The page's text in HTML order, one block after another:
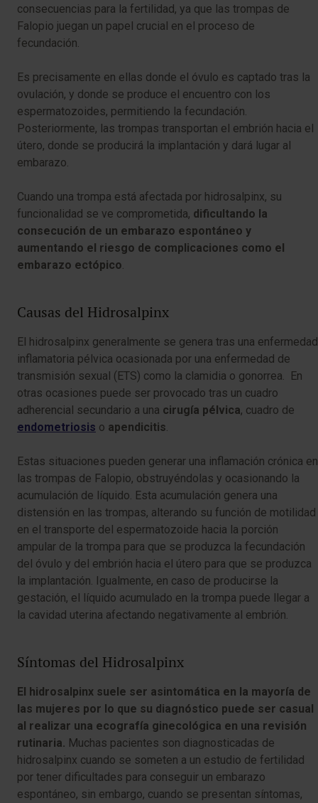
consecuencias para la fertilidad, ya que las trompas de
Falopio juegan un papel crucial en el proceso de
fecundación.
Es precisamente en ellas donde el óvulo es captado tras la
ovulación, y donde se produce el encuentro con los
espermatozoides, permitiendo la fecundación.
Posteriormente, las trompas transportan el embrión hacia el
útero, donde se producirá la implantación y dará lugar al
embarazo.
Cuando una trompa está afectada por hidrosalpinx, su
funcionalidad se ve comprometida, dificultando la
consecución de un embarazo espontáneo y
aumentando el riesgo de complicaciones como el
embarazo ectópico.
Causas del Hidrosalpinx
El hidrosalpinx generalmente se genera tras una enfermedad
inflamatoria pélvica ocasionada por una enfermedad de
transmisión sexual (ETS) como la clamidia o gonorrea. En
otras ocasiones puede ser provocado tras un cuadro
adherencial secundario a una cirugía pélvica, cuadro de
endometriosis o apendicitis.
Estas situaciones pueden generar una inflamación crónica en
las trompas de Falopio, obstruyéndolas y ocasionando la
acumulación de líquido. Esta acumulación genera una
distensión en las trompas, alterando su función de motilidad
en el transporte del espermatozoide hacia la porción
ampular de la trompa para que se produzca la fecundación
del óvulo y del embrión hacia el útero para que se produzca
la implantación. Igualmente, en caso de producirse la
gestación, el líquido acumulado en la trompa puede llegar a
la cavidad uterina afectando negativamente al embrión.
Síntomas del Hidrosalpinx
El hidrosalpinx suele ser asintomática en la mayoría de
las mujeres por lo que su diagnóstico puede ser casual
al realizar una ecografía ginecológica en una revisión
rutinaria. Muchas pacientes son diagnosticadas de
hidrosalpinx cuando se someten a un estudio de fertilidad
por tener dificultades para conseguir un embarazo
espontáneo, sin embargo, cuando se presentan síntomas,